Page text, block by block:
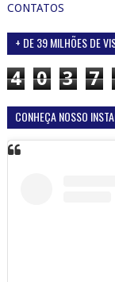
CONTATOS
+ DE 39 MILHÕES DE
4 0 3 7
CONHEÇA NOSSO